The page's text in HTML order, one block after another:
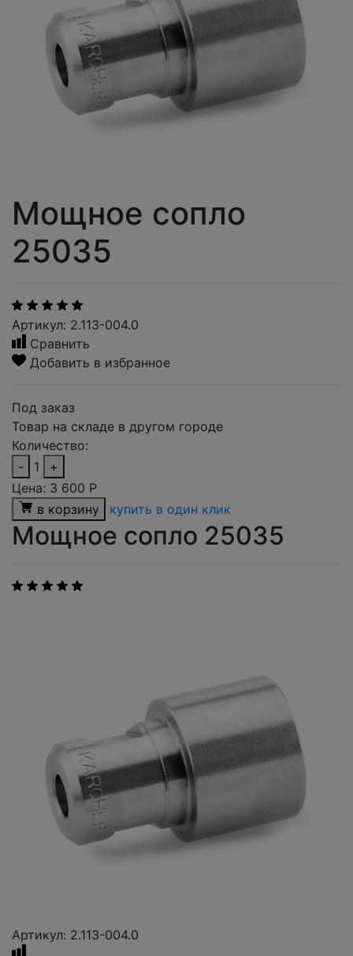
Мощное сопло
25035
Артикул: 2.113-004.0
Сравнить
Добавить в избранное
Под заказ
Товар на складе в другом городе
Количество:
-
1
+
Цена: 3 600 Р
в корзину
купить в один клик
Мощное сопло 25035
Артикул: 2.113-004.0